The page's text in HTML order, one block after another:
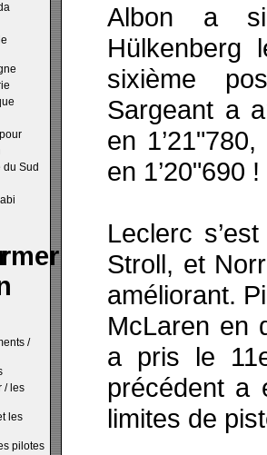
du Sud
/
/ les
les
pilotes
Albon a
Hülkenberg
sixième
Sargeant a
en
en 1’20"690 !
Leclerc
Stroll, et
améliorant.
McLaren en
a pris le
précédent a
limites de